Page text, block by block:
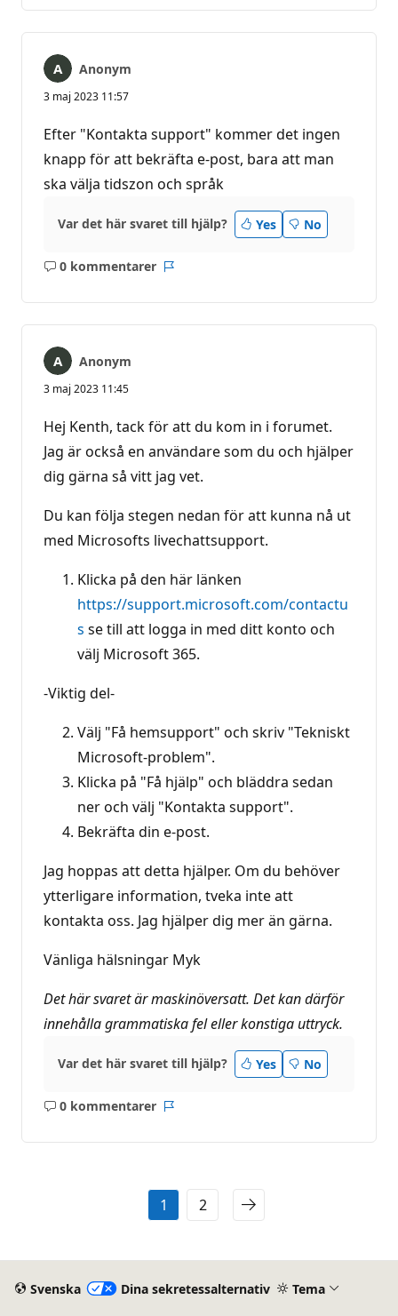
Anonym
3 maj 2023 11:57
Efter "Kontakta support" kommer det ingen
knapp för att bekräfta e-post, bara att man
ska välja tidszon och språk
Var det här svaret till hjälp? Yes No
0 kommentarer
Inga
Anonym
3 maj 2023 11:45
Hej Kenth, tack för att du kom in i forumet.
Jag är också en användare som du och hjälper
dig gärna så vitt jag vet.
Du kan följa stegen nedan för att kunna nå ut
med Microsofts livechattsupport.
Klicka på den här länken
https://support.microsoft.com/contactu
s se till att logga in med ditt konto och
välj Microsoft 365.
-Viktig del-
Välj "Få hemsupport" och skriv "Tekniskt
Microsoft-problem".
Klicka på "Få hjälp" och bläddra sedan
ner och välj "Kontakta support".
Bekräfta din e-post.
Jag hoppas att detta hjälper. Om du behöver
ytterligare information, tveka inte att
kontakta oss. Jag hjälper dig mer än gärna.
Vänliga hälsningar Myk
Det här svaret är maskinöversatt. Det kan därför
innehålla grammatiska fel eller konstiga uttryck.
Var det här svaret till hjälp? Yes No
0 kommentarer
Inga
1 2
Svenska Dina sekretessalternativ Tema